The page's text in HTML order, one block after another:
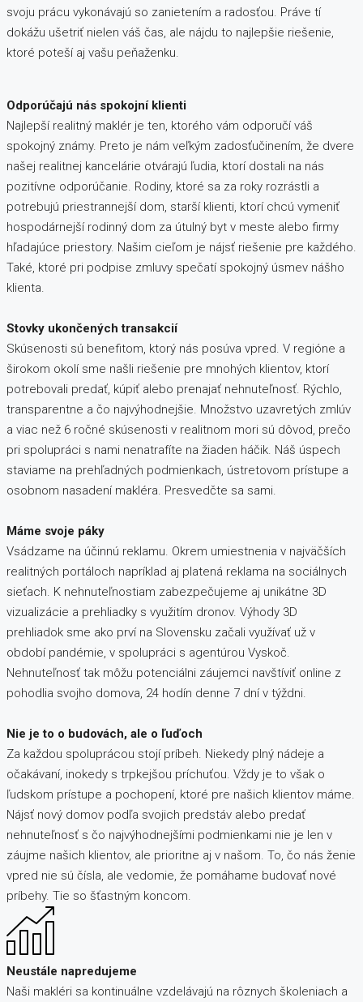
svoju prácu vykonávajú so zanietením a radosťou. Práve tí
dokážu ušetriť nielen váš čas, ale nájdu to najlepšie riešenie,
ktoré poteší aj vašu peňaženku.
Odporúčajú nás spokojní klienti
Najlepší realitný maklér je ten, ktorého vám odporučí váš
spokojný známy. Preto je nám veľkým zadosťučinením, že dvere
našej realitnej kancelárie otvárajú ľudia, ktorí dostali na nás
pozitívne odporúčanie. Rodiny, ktoré sa za roky rozrástli a
potrebujú priestrannejší dom, starší klienti, ktorí chcú vymeniť
hospodárnejší rodinný dom za útulný byt v meste alebo firmy
hľadajúce priestory. Našim cieľom je nájsť riešenie pre každého.
Také, ktoré pri podpise zmluvy spečatí spokojný úsmev nášho
klienta.
Stovky ukončených transakcií
Skúsenosti sú benefitom, ktorý nás posúva vpred. V regióne a
širokom okolí sme našli riešenie pre mnohých klientov, ktorí
potrebovali predať, kúpiť alebo prenajať nehnuteľnosť. Rýchlo,
transparentne a čo najvýhodnejšie. Množstvo uzavretých zmlúv
a viac než 6 ročné skúsenosti v realitnom mori sú dôvod, prečo
pri spolupráci s nami nenatrafíte na žiaden háčik. Náš úspech
staviame na prehľadných podmienkach, ústretovom prístupe a
osobnom nasadení makléra. Presvedčte sa sami.
Máme svoje páky
Vsádzame na účinnú reklamu. Okrem umiestnenia v najväčších
realitných portáloch napríklad aj platená reklama na sociálnych
sieťach. K nehnuteľnostiam zabezpečujeme aj unikátne 3D
vizualizácie a prehliadky s využitím dronov. Výhody 3D
prehliadok sme ako prví na Slovensku začali využívať už v
období pandémie, v spolupráci s agentúrou Vyskoč.
Nehnuteľnosť tak môžu potenciálni záujemci navštíviť online z
pohodlia svojho domova, 24 hodín denne 7 dní v týždni.
Nie je to o budovách, ale o ľuďoch
Za každou spoluprácou stojí príbeh. Niekedy plný nádeje a
očakávaní, inokedy s trpkejšou príchuťou. Vždy je to však o
ľudskom prístupe a pochopení, ktoré pre našich klientov máme.
Nájsť nový domov podľa svojich predstáv alebo predať
nehnuteľnosť s čo najvýhodnejšími podmienkami nie je len v
záujme našich klientov, ale prioritne aj v našom. To, čo nás ženie
vpred nie sú čísla, ale vedomie, že pomáhame budovať nové
príbehy. Tie so šťastným koncom.
Neustále napredujeme
Naši makléri sa kontinuálne vzdelávajú na rôznych školeniach a